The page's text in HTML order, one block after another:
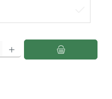
Wert ein oder benutze die Schaltflächen